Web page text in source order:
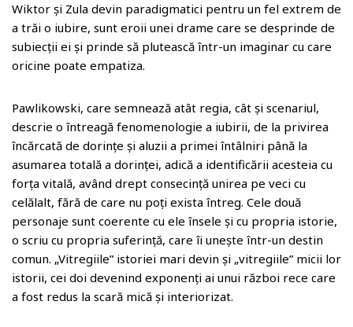
Wiktor și Zula devin paradigmatici pentru un fel extrem de
a trăi o iubire, sunt eroii unei drame care se desprinde de
subiecții ei și prinde să plutească într-un imaginar cu care
oricine poate empatiza.
Pawlikowski, care semnează atât regia, cât și scenariul,
descrie o întreagă fenomenologie a iubirii, de la privirea
încărcată de dorințe și aluzii a primei întâlniri până la
asumarea totală a dorinței, adică a identificării acesteia cu
forța vitală, având drept consecință unirea pe veci cu
celălalt, fără de care nu poți exista întreg. Cele două
personaje sunt coerente cu ele însele și cu propria istorie,
o scriu cu propria suferință, care îi unește într-un destin
comun. „Vitregiile” istoriei mari devin și „vitregiile” micii lor
istorii, cei doi devenind exponenți ai unui război rece care
a fost redus la scară mică și interiorizat.